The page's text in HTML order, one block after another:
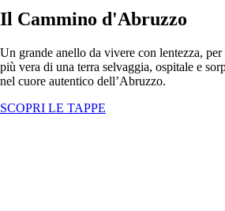
Il Cammino d'Abruzzo
Un grande anello da vivere con lentezza, per
più vera di una terra selvaggia, ospitale e
nel cuore autentico dell’Abruzzo.
SCOPRI LE TAPPE